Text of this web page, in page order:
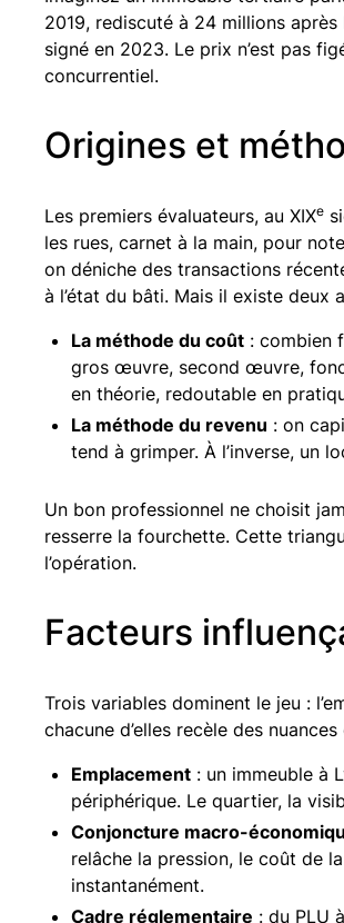
2019, rediscuté à 24 millions
signé en 2023. Le prix n’est pas
concurrentiel.
Origines et
Les premiers évaluateurs, au XIXe
les rues, carnet à la main, pour
on déniche des transactions
à l’état du bâti. Mais il existe deux
La méthode du coût : combien
gros œuvre, second œuvre,
en théorie, redoutable en
La méthode du revenu : on
tend à grimper. À l’inverse, un
Un bon professionnel ne choisit
resserre la fourchette. Cette
l’opération.
Facteurs
Trois variables dominent le jeu :
chacune d’elles recèle des
Emplacement : un immeuble à
périphérique. Le quartier, la
Conjoncture macro-
relâche la pression, le coût de
instantanément.
Cadre réglementaire : du PLU